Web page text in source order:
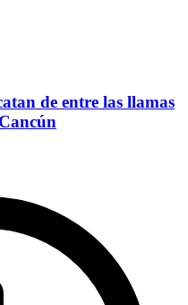
de entre las llamas